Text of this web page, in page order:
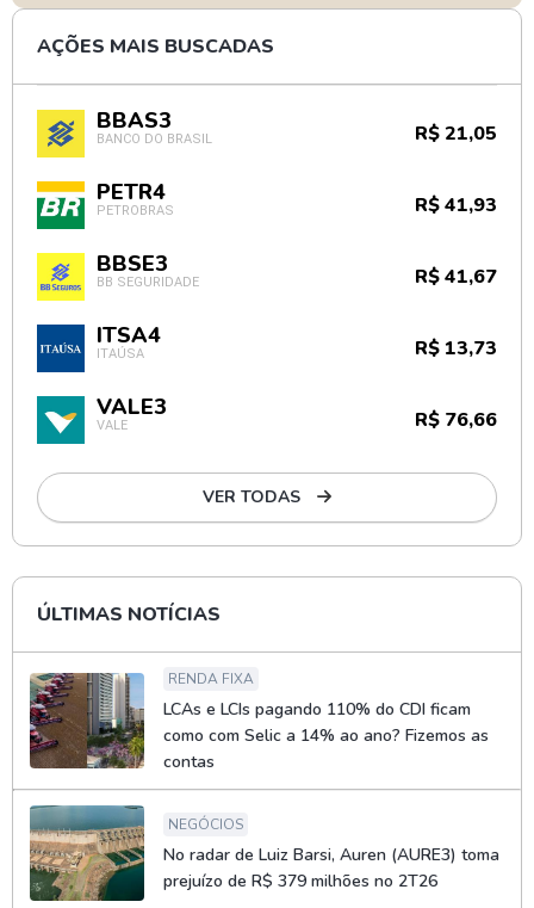
AÇÕES MAIS BUSCADAS
BBAS3
BANCO DO BRASIL R$ 21,05
PETR4
PETROBRAS R$ 41,93
BBSE3
BB SEGURIDADE R$ 41,67
ITSA4
ITAÚSA R$ 13,73
VALE3
VALE R$ 76,66
VER TODAS
ÚLTIMAS NOTÍCIAS
RENDA FIXA
LCAs e LCIs pagando 110% do CDI ficam
como com Selic a 14% ao ano? Fizemos as
contas
NEGÓCIOS
No radar de Luiz Barsi, Auren (AURE3) toma
prejuízo de R$ 379 milhões no 2T26